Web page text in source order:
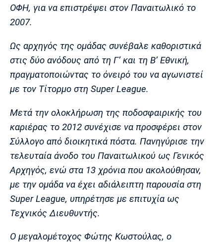
Μπορούσια
Ντόρτμουντ
Παρί Σεν
Ζερμέν
Μαρσέιγ
Μονακό
Ερυθρός
Αστέρας
Τότεναμ
Πόρτο Μπενφίκα
ΟΦΗ, για να επιστρέψει στον Παναιτωλικό το
2007.
Ως αρχηγός της ομάδας συνέβαλε καθοριστικά
στις δύο ανόδους από τη Γ’ και τη Β’ Εθνική,
πραγματοποιώντας το όνειρό του να αγωνιστεί
με τον Τίτορμο στη Super League.
Μετά την ολοκλήρωση της ποδοσφαιρικής του
καριέρας το 2012 συνέχισε να προσφέρει στον
Σύλλογο από διοικητικά πόστα. Πανηγύρισε την
τελευταία άνοδο του Παναιτωλικού ως Γενικός
Αρχηγός, ενώ στα 13 χρόνια που ακολούθησαν,
με την ομάδα να έχει αδιάλειπτη παρουσία στη
Super League, υπηρέτησε με επιτυχία ως
Τεχνικός Διευθυντής.
Ο μεγαλομέτοχος Φώτης Κωστούλας, ο